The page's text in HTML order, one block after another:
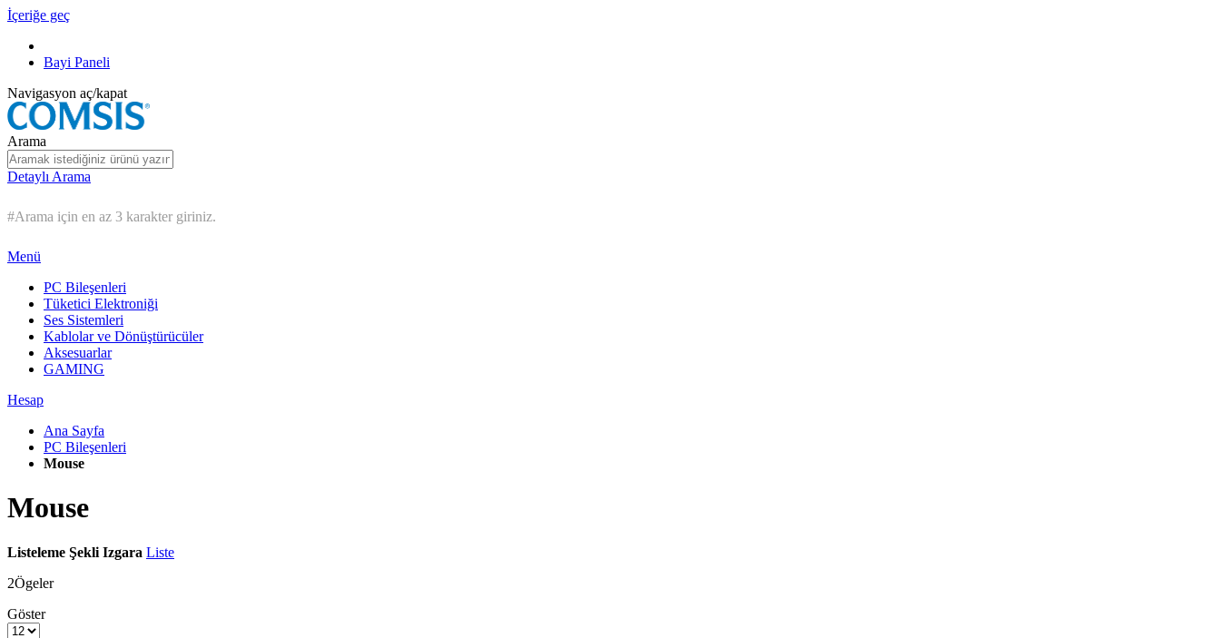
İçeriğe geç
Bayi Paneli
Navigasyon aç/kapat
Arama
Detaylı Arama
#Arama için en az 3 karakter giriniz.
Menü
PC Bileşenleri
Tüketici Elektroniği
Ses Sistemleri
Kablolar ve Dönüştürücüler
Aksesuarlar
GAMING
Hesap
Ana Sayfa
PC Bileşenleri
Mouse
Mouse
Listeleme Şekli Izgara Liste
2Ögeler
Göster